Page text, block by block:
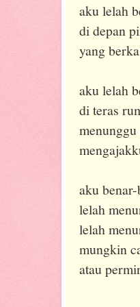
aku lelah
di depan
yang
aku lelah
di teras
aku
lelah
lelah
mungkin
atau